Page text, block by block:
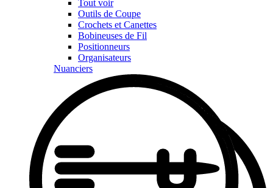
Tout voir
Outils de Coupe
Crochets et Canettes
Bobineuses de Fil
Positionneurs
Organisateurs
Nuanciers